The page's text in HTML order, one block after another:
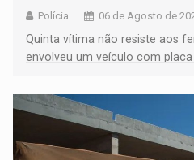
Polícia 06 de Agosto de
Quinta vítima não resiste aos
envolveu um veículo com